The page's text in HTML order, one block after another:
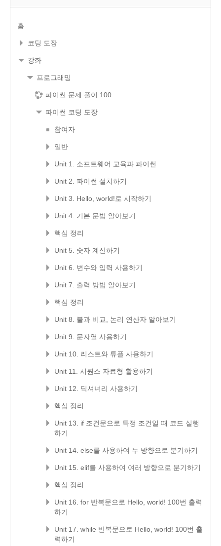
홈
코딩 도장
강좌
프로그래밍
파이썬 문제 풀이 100
파이썬 코딩 도장
참여자
일반
Unit 1. 소프트웨어 교육과 파이썬
Unit 2. 파이썬 설치하기
Unit 3. Hello, world!로 시작하기
Unit 4. 기본 문법 알아보기
핵심 정리
Unit 5. 숫자 계산하기
Unit 6. 변수와 입력 사용하기
Unit 7. 출력 방법 알아보기
핵심 정리
Unit 8. 불과 비교, 논리 연산자 알아보기
Unit 9. 문자열 사용하기
Unit 10. 리스트와 튜플 사용하기
Unit 11. 시퀀스 자료형 활용하기
Unit 12. 딕셔너리 사용하기
핵심 정리
Unit 13. if 조건문으로 특정 조건일 때 코드 실행
하기
Unit 14. else를 사용하여 두 방향으로 분기하기
Unit 15. elif를 사용하여 여러 방향으로 분기하기
핵심 정리
Unit 16. for 반복문으로 Hello, world! 100번 출력
하기
Unit 17. while 반복문으로 Hello, world! 100번 출
력하기